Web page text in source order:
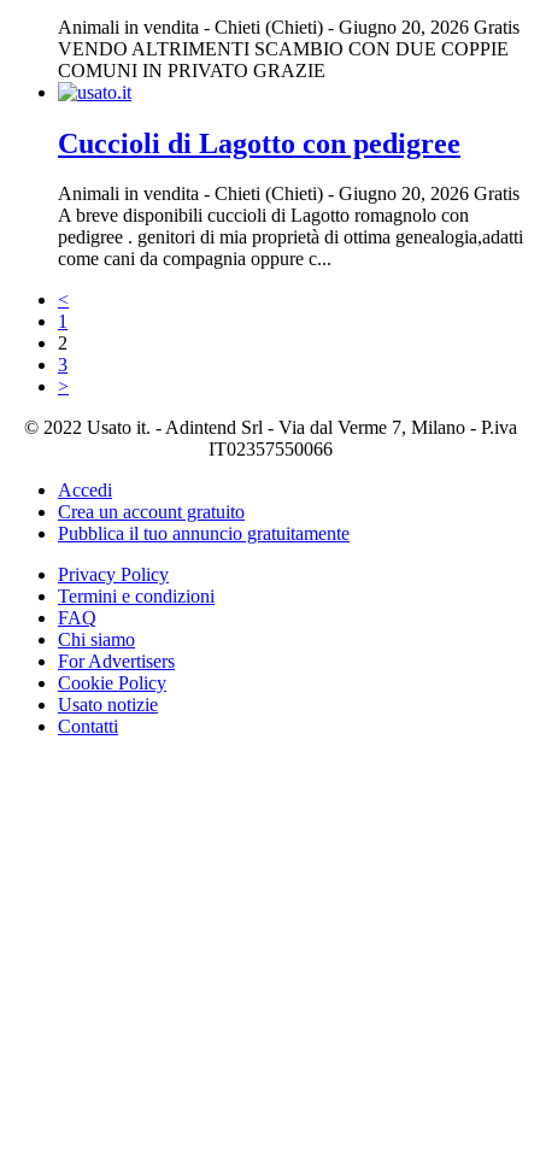
Animali in vendita - Chieti (Chieti) - Giugno 20, 2026 Gratis
VENDO ALTRIMENTI SCAMBIO CON DUE COPPIE
COMUNI IN PRIVATO GRAZIE
Cuccioli di Lagotto con pedigree
Animali in vendita - Chieti (Chieti) - Giugno 20, 2026 Gratis
A breve disponibili cuccioli di Lagotto romagnolo con
pedigree . genitori di mia proprietà di ottima genealogia,adatti
come cani da compagnia oppure c...
<
1
2
3
>
© 2022 Usato it. - Adintend Srl - Via dal Verme 7, Milano - P.iva
IT02357550066
Accedi
Crea un account gratuito
Pubblica il tuo annuncio gratuitamente
Privacy Policy
Termini e condizioni
FAQ
Chi siamo
For Advertisers
Cookie Policy
Usato notizie
Contatti